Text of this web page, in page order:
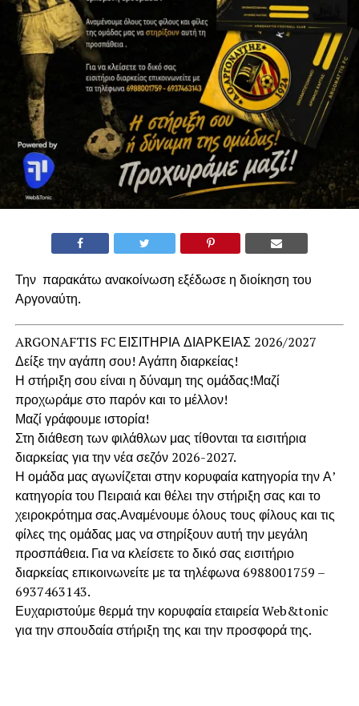
Την παρακάτω ανακοίνωση εξέδωσε η διοίκηση του
Αργοναύτη.
ARGONAFTIS FC ΕΙΣΙΤΗΡΙΑ ΔΙΑΡΚΕΙΑΣ 2026/2027
Δείξε την αγάπη σου! Αγάπη διαρκείας!
Η στήριξη σου είναι η δύναμη της ομάδας!Μαζί
προχωράμε στο παρόν και το μέλλον!
Μαζί γράφουμε ιστορία!
Στη διάθεση των φιλάθλων μας τίθονται τα εισιτήρια
διαρκείας για την νέα σεζόν 2026-2027.
Η ομάδα μας αγωνίζεται στην κορυφαία κατηγορία την Α’
κατηγορία του Πειραιά και θέλει την στήριξη σας και το
χειροκρότημα σας.Αναμένουμε όλους τους φίλους και τις
φίλες της ομάδας μας να στηρίξουν αυτή την μεγάλη
προσπάθεια. Για να κλείσετε το δικό σας εισιτήριο
διαρκείας επικοινωνείτε με τα τηλέφωνα 6988001759 –
6937463143.
Ευχαριστούμε θερμά την κορυφαία εταιρεία Web&tonic
για την σπουδαία στήριξη της και την προσφορά της.